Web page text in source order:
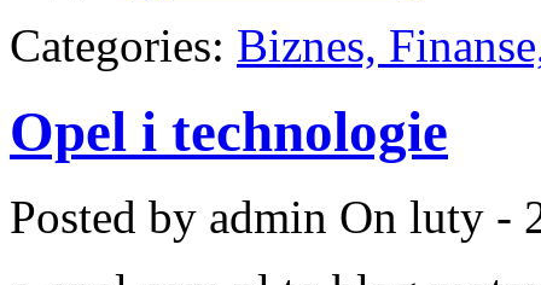
Categories: Biznes,
Opel i technologie
Posted by admin On luty -